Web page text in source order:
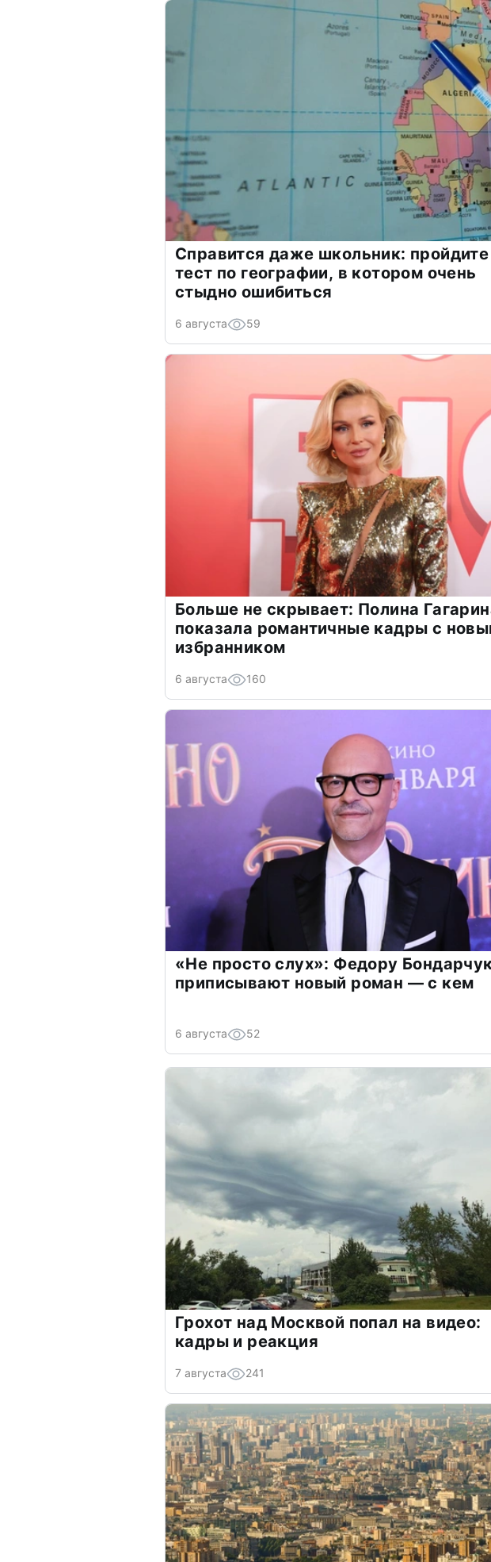
Справится даже школьник: пройдите
тест по географии, в котором очень
стыдно ошибиться
6 августа 59
Больше не скрывает: Полина
показала романтичные кадры с
избранником
6 августа 160
«Не просто слух»: Федору
приписывают новый роман — с кем
6 августа 52
Грохот над Москвой попал на видео:
кадры и реакция
7 августа 241